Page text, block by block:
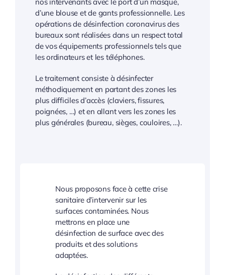
nos intervenants avec le port d’un masque,
d’une blouse et de gants professionnelle. Les
opérations de désinfection coronavirus des
bureaux sont réalisées dans un respect total
de vos équipements professionnels tels que
les ordinateurs et les téléphones.
Le traitement consiste à désinfecter
méthodiquement en partant des zones les
plus difficiles d’accès (claviers, fissures,
poignées, …) et en allant vers les zones les
plus générales (bureau, sièges, couloires, …).
Nous proposons face à cette crise
sanitaire d’intervenir sur les
surfaces contaminées. Nous
mettrons en place une
désinfection de surface avec des
produits et des solutions
adaptées.